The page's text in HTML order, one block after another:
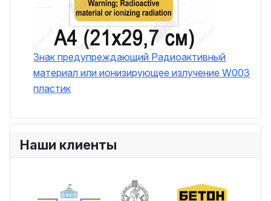
Знак предупреждающий Радиоактивный
материал или ионизирующее излучение W003
пластик
Наши клиенты